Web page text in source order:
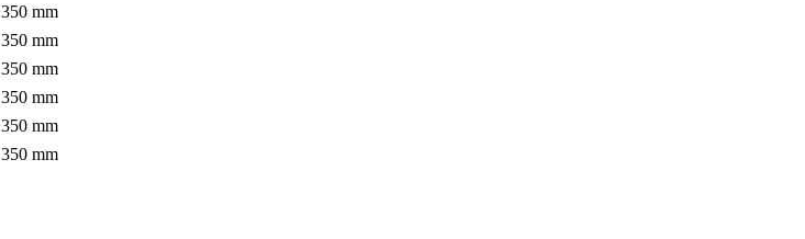
350 mm
350 mm
350 mm
350 mm
350 mm
350 mm